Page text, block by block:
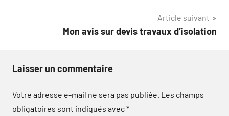
Article suivant
Mon avis sur devis travaux d’isolation
Laisser un commentaire
Votre adresse e-mail ne sera pas publiée. Les champs
obligatoires sont indiqués avec*